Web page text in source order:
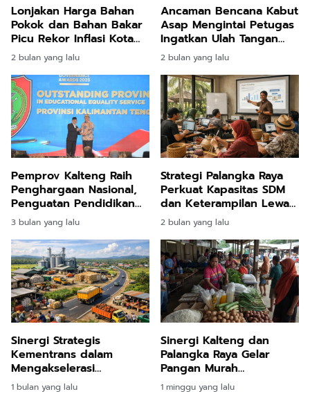
Lonjakan Harga Bahan
Pokok dan Bahan Bakar
Picu Rekor Inflasi Kota
Palangka Raya di
Kalimantan Tengah
2 bulan yang lalu
Ancaman Bencana Kabut
Asap Mengintai Petugas
Ingatkan Ulah Tangan
Manusia Jadi Biang
Kerok Kebakaran Hutan
2 bulan yang lalu
Pemprov Kalteng Raih
Penghargaan Nasional,
Penguatan Pendidikan
Berbasis Teknologi Jadi
Sorotan
3 bulan yang lalu
Strategi Palangka Raya
Perkuat Kapasitas SDM
dan Keterampilan Lewat
Pendidikan Nonformal
2 bulan yang lalu
Sinergi Strategis
Kementrans dalam
Mengakselerasi
Pertumbuhan Ekonomi di
Kabupaten Katingan
1 bulan yang lalu
Sinergi Kalteng dan
Palangka Raya Gelar
Pangan Murah
Bersubsidi Jelang Hari
Jadi Kota
1 minggu yang lalu